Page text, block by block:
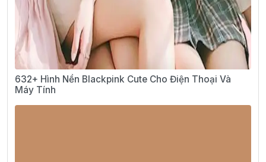
632+ Hình Nền Blackpink Cute Cho Điện Thoại Và
Máy Tính